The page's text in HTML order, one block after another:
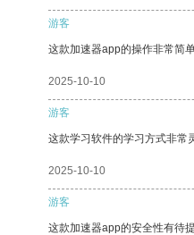
游客
这款加速器app的操作非常简
2025-10-10
游客
这款学习软件的学习方式非常
2025-10-10
游客
这款加速器app的安全性有待